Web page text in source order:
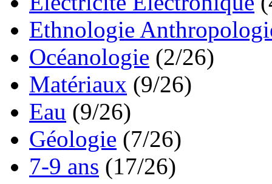
Ethnologie
Océanologie (2/26)
Matériaux (9/26)
Eau (9/26)
Géologie (7/26)
7-9 ans (17/26)